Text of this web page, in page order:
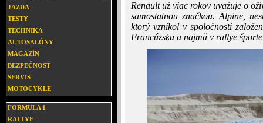
JAZDA
TESTY
TECHNIKA
AUTOSALÓNY
MAGAZÍN
BEZPEČNOSŤ
SERVIS
MOTOCYKLE
FORMULA 1
RALLYE
Renault už viac rokov uvažuje o
samostatnou značkou. Alpine,
ktorý vznikol v spoločnosti
Francúzsku a najmä v rallye